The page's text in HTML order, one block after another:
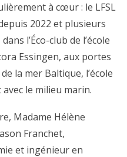
à cœur : le LFSL
2022 et plusieurs
l’Éco-club de l’école
Essingen, aux portes
la mer Baltique, l’école
le milieu marin.
Madame Hélène
Franchet,
et ingénieur en